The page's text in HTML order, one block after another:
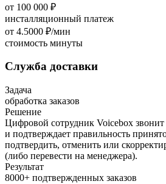
от 100 000 ₽
инсталляционный платеж
от 4.5000 ₽/мин
стоимость минуты
Служба доставки
Задача
обработка заказов
Решение
Цифровой сотрудник Voicebox звонит
и подтверждает правильность
подтвердить, отменить или
(либо перевести на менеджера).
Результат
8000+ подтвержденных заказов